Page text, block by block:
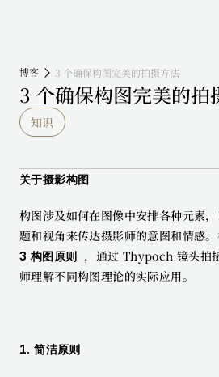
博客 3 个确保构图完美的拍摄方法
3 个确保构图完美的拍
知识
关于摄影构图
构图涉及如何在图像中安排各种元素
3 构图原则 ，通过 Thypoch 镜头拍
师理解不同构图理论的实际应用。
1. 简洁原则